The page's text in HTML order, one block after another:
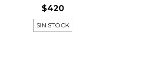
$420
SIN STOCK